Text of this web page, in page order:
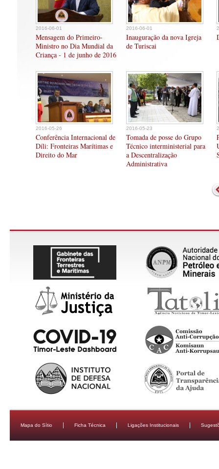
2016-06-01
Mensagem do Primeiro-
Ministro no Dia Mundial da
Criança - 1 de junho de 2016
2016-06-01
Inauguração da nova Igreja
de Turiscai
2016-05-26
Conferência Internacional de
Díli: Fronteiras Marítimas e
Direito do Mar
2016-05-23
Tomada de posse do Grupo
Técnico interministerial para
a Descentralização
Administrativa
Mapa do Sítio Ficha Técnica Ligações Institucionais